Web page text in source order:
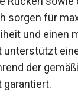
Rücken sowie
sorgen für
und einen
unterstützt
der
Komfort